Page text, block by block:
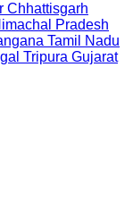
Chhattisgarh
Pradesh
Tamil Nadu
Tripura Gujarat